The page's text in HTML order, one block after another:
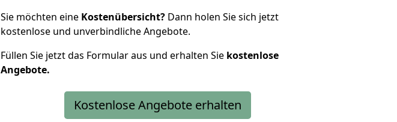
Sie möchten eine Kostenübersicht? Dann holen Sie sich jetzt
kostenlose und unverbindliche Angebote.
Füllen Sie jetzt das Formular aus und erhalten Sie kostenlose
Angebote.
Kostenlose Angebote erhalten